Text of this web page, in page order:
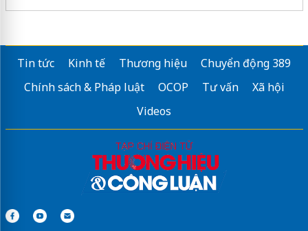
Tin tức Kinh tế Thương hiệu
Chuyển động 389
Chính sách & Pháp luật
OCOP Tư vấn
Xã hội
Videos